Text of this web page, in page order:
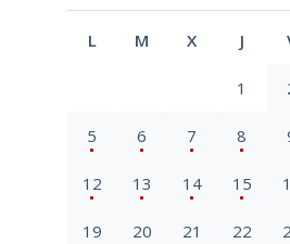
L M X J
1
5 6 7 8
12 13 14 15
19 20 21 22